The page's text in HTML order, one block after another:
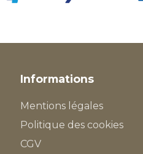
Informations
Mentions légales
Politique des cookies
CGV